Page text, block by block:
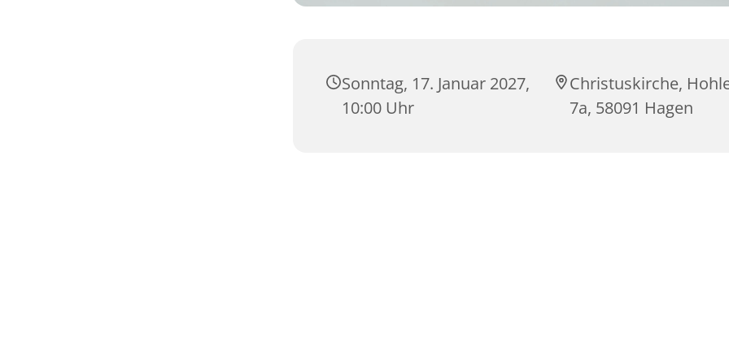
Sonntag, 17. Januar 2027,
10:00 Uhr
Christuskirche,
7a, 58091 Hagen